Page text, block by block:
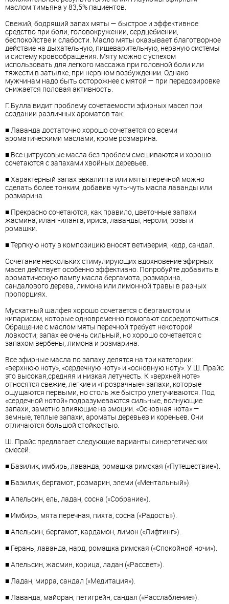
маслом тимьяна у 83,5% пациентов.
Свежий, бодрящий запах мяты — быстрое и эффективное
средство при боли, головокружении, сердцебиении,
беспокойстве и слабости. Масло мяты оказывает благотворное
действие на дыхательную, пищеварительную, нервную системы
и систему кровообращения. Мяту можно с успехом
использовать для легкого массажа при головной боли или
тяжести в затылке, при нервном возбуждении. Однако
мужчинам надо быть осторожнее с мятой — при передозировке
снижается половая активность.
Г. Булла видит проблему сочетаемости эфирных масел при
создании различных ароматов так:
■ Лаванда достаточно хорошо сочетается со всеми
ароматическими маслами, кроме розмарина.
■ Все цитрусовые масла без проблем смешиваются и хорошо
сочетаются с запахами хвойных деревьев.
■ Характерный запах эвкалипта или мяты перечной можно
сделать более тонким, добавив чуть-чуть масла лаванды или
розмарина.
■ Прекрасно сочетаются, как правило, цветочные запахи
жасмина, иланг-иланга, ириса, лаванды, нероли, розы и
ромашки.
■ Терпкую ноту в композицию вносят ветиверия, кедр, сандал.
Сочетание нескольких стимулирующих вдохновение эфирных
масел действует особенно эффективно. Попробуйте добавить в
ароматическую лампу масла бергамота, розмарина,
сандалового дерева, лимона или лимонной травы в разных
пропорциях.
Мускатный шалфея хорошо сочетается с бергамотом и
кипарисом, которые одновременно помогают сосредоточиться.
Обращение с маслом мяты перечной требует некоторой
ловкости; запах ее очень сильный, но хорошо сочетается с
запахом вербены, лимона и розмарина.
Все эфирные масла по запаху делятся на три категории:
«верхнюю ноту», «сердечную ноту» и «основную ноту». У Ш. Прайс
это высокая,средняя и низкая летучесть. К «верхней ноте»
относятся свежие, легкие и «прозрачные» запахи, которые
ощущаются первыми, но столь же быстро улетучиваются. Под
«сердечной нотой» подразумеваются сильные, волнующие
запахи, заметно влияющие на эмоции. «Основная нота» —
земные, теплые запахи, ароматы деревьев и кореньев. Они
отличаются большой стойкостью.
Ш. Прайс предлагает следующие варианты синергетических
смесей:
■ Базилик, имбирь, лаванда, ромашка римская («Путешествие»).
■ Базилик, бергамот, розмарин, элеми («Ментальный»).
■ Апельсин, ель, ладан, сосна («Собрание»).
■ Имбирь, мята перечная, пихта, сосна («Радость»).
■ Апельсин, бергамот, кардамон, лимон («Лифтинг»).
■ Герань, лаванда, нард, ромашка римская («Спокойной ночи»).
■ Апельсин, жасмин, корица, ладан («Рассвет»).
■ Ладан, мирра, сандал («Медитация»).
■ Лаванда, майоран, петигрейн, сандал («Расслабление»).